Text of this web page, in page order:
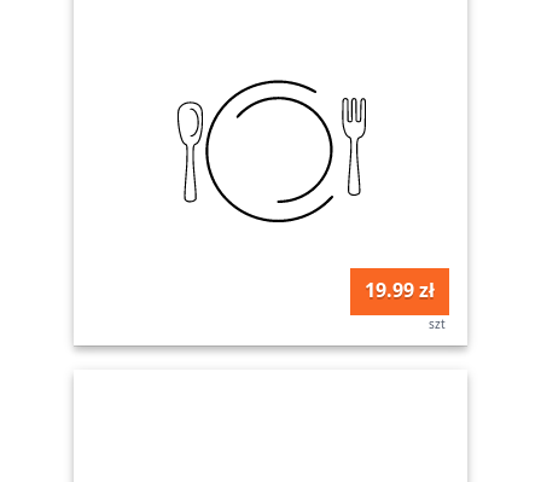
19.99 zł
szt